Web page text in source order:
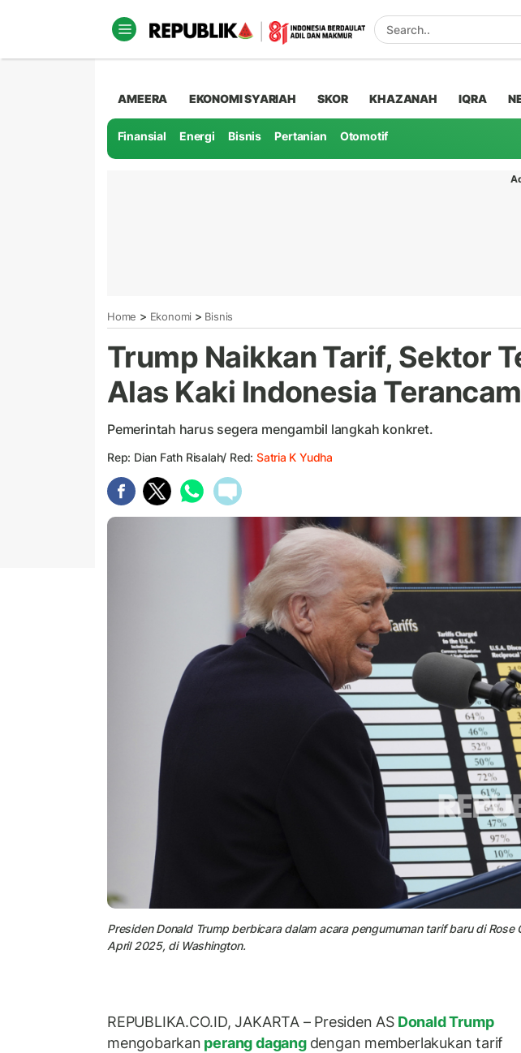
AMEERA EKONOMI SYARIAH SKOR KHAZANAH IQRA
Finansial Energi Bisnis Pertanian Otomotif
Home > Ekonomi > Bisnis
Trump Naikkan Tarif, Sektor
Alas Kaki Indonesia Terancam
Pemerintah harus segera mengambil langkah konkret.
Rep: Dian Fath Risalah/ Red: Satria K Yudha
Presiden Donald Trump berbicara dalam acara pengumuman tarif baru di Rose
April 2025, di Washington.
REPUBLIKA.CO.ID, JAKARTA – Presiden AS Donald Trump
mengobarkan perang dagang dengan memberlakukan tarif